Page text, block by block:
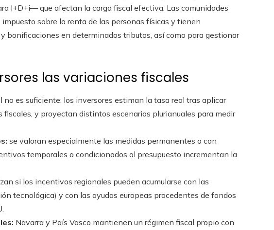
I+D+i— que afectan la carga fiscal efectiva. Las comunidades
sobre la renta de las personas físicas y tienen
bonificaciones en determinados tributos, así como para gestionar
las variaciones fiscales
no es suficiente; los inversores estiman la tasa real tras aplicar
y proyectan distintos escenarios plurianuales para medir
se valoran especialmente las medidas permanentes o con
temporales o condicionados al presupuesto incrementan la
si los incentivos regionales pueden acumularse con las
tecnológica) y con las ayudas europeas procedentes de fondos
Navarra y País Vasco mantienen un régimen fiscal propio con